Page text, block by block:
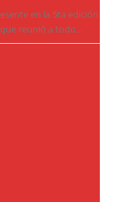
en la 5ta edición
reunió a todo...